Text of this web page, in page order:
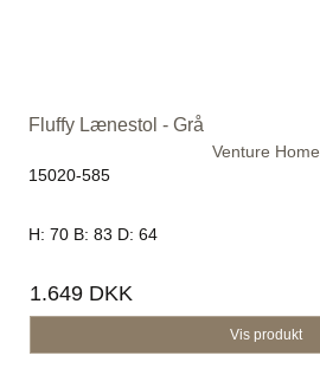
Fluffy Lænestol - Grå
Venture Home
15020-585
H: 70 B: 83 D: 64
1.649 DKK
Vis produkt